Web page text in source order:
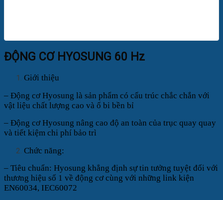
ĐỘNG CƠ HYOSUNG 60 Hz
Giới thiệu
– Động cơ Hyosung là sản phẩm có cấu trúc chắc chắn với
vật liệu chất lượng cao và ổ bi bền bỉ
– Động cơ Hyosung nâng cao độ an toàn của trục quay quay
và tiết kiệm chi phí bảo trì
Chức năng:
– Tiêu chuẩn: Hyosung khẳng định sự tin tưởng tuyệt đối với
thương hiệu số 1 về động cơ cùng với những link kiện
EN60034, IEC60072